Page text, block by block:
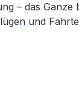
– das Ganze
und